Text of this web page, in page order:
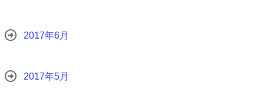
2017年6月
2017年5月